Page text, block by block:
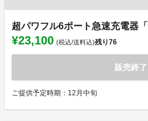
超パワフル6ポート急速充電器
¥23,100 (税込/送料込)残り76
販売終了
ご提供予定時期：12月中旬